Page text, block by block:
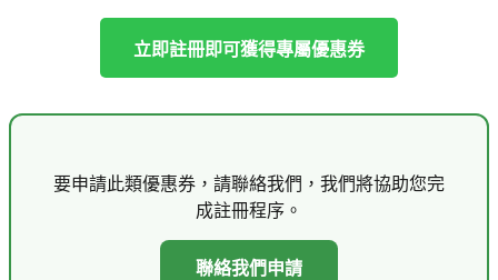
立即註冊即可獲得專屬優惠券
要申請此類優惠券，請聯絡我們，我們將協助您完
成註冊程序。
聯絡我們申請